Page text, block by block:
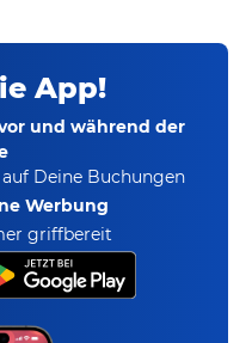
App!
und während der
auf Deine Buchungen
Werbung
griffbereit